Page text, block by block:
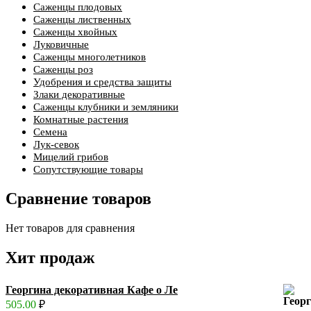
Саженцы плодовых
Саженцы лиственных
Саженцы хвойных
Луковичные
Саженцы многолетников
Саженцы роз
Удобрения и средства защиты
Злаки декоративные
Саженцы клубники и земляники
Комнатные растения
Семена
Лук-севок
Мицелий грибов
Сопутствующие товары
Сравнение товаров
Нет товаров для сравнения
Хит продаж
Георгина декоративная Кафе о Ле
505.00 ₽